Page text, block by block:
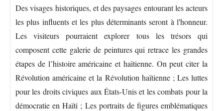
Des visages historiques, et des paysages entourant les acteurs
les plus influents et les plus déterminants seront à l'honneur.
Les visiteurs pourraient explorer tous les trésors qui
composent cette galerie de peintures qui retrace les grandes
étapes de l’histoire américaine et haïtienne. On peut citer la
Révolution américaine et la Révolution haïtienne ; Les luttes
pour les droits civiques aux États-Unis et les combats pour la
démocratie en Haïti ; Les portraits de figures emblématiques